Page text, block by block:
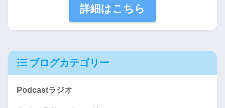
詳細はこちら
ブログカテゴリー
Podcastラジオ